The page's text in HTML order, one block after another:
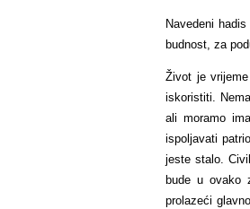
Navedeni
budnost, za
Život je
iskoristiti.
ali moramo
ispoljavati
jeste stalo.
bude u ovako
prolazeći